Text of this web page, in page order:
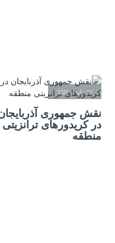
12 ژانویه 2025
نقش جمهوری
در کریدورهای ترانزیتی
منطقه